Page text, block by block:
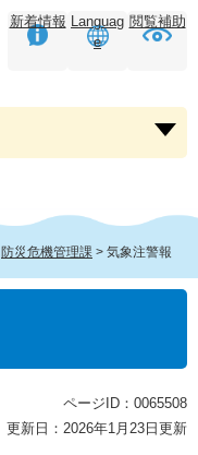
新着情報 Languag
e
閲覧補助
ー
を
防災危機管理課 > 気象注警報
ページID：0065508
更新日：2026年1月23日更新